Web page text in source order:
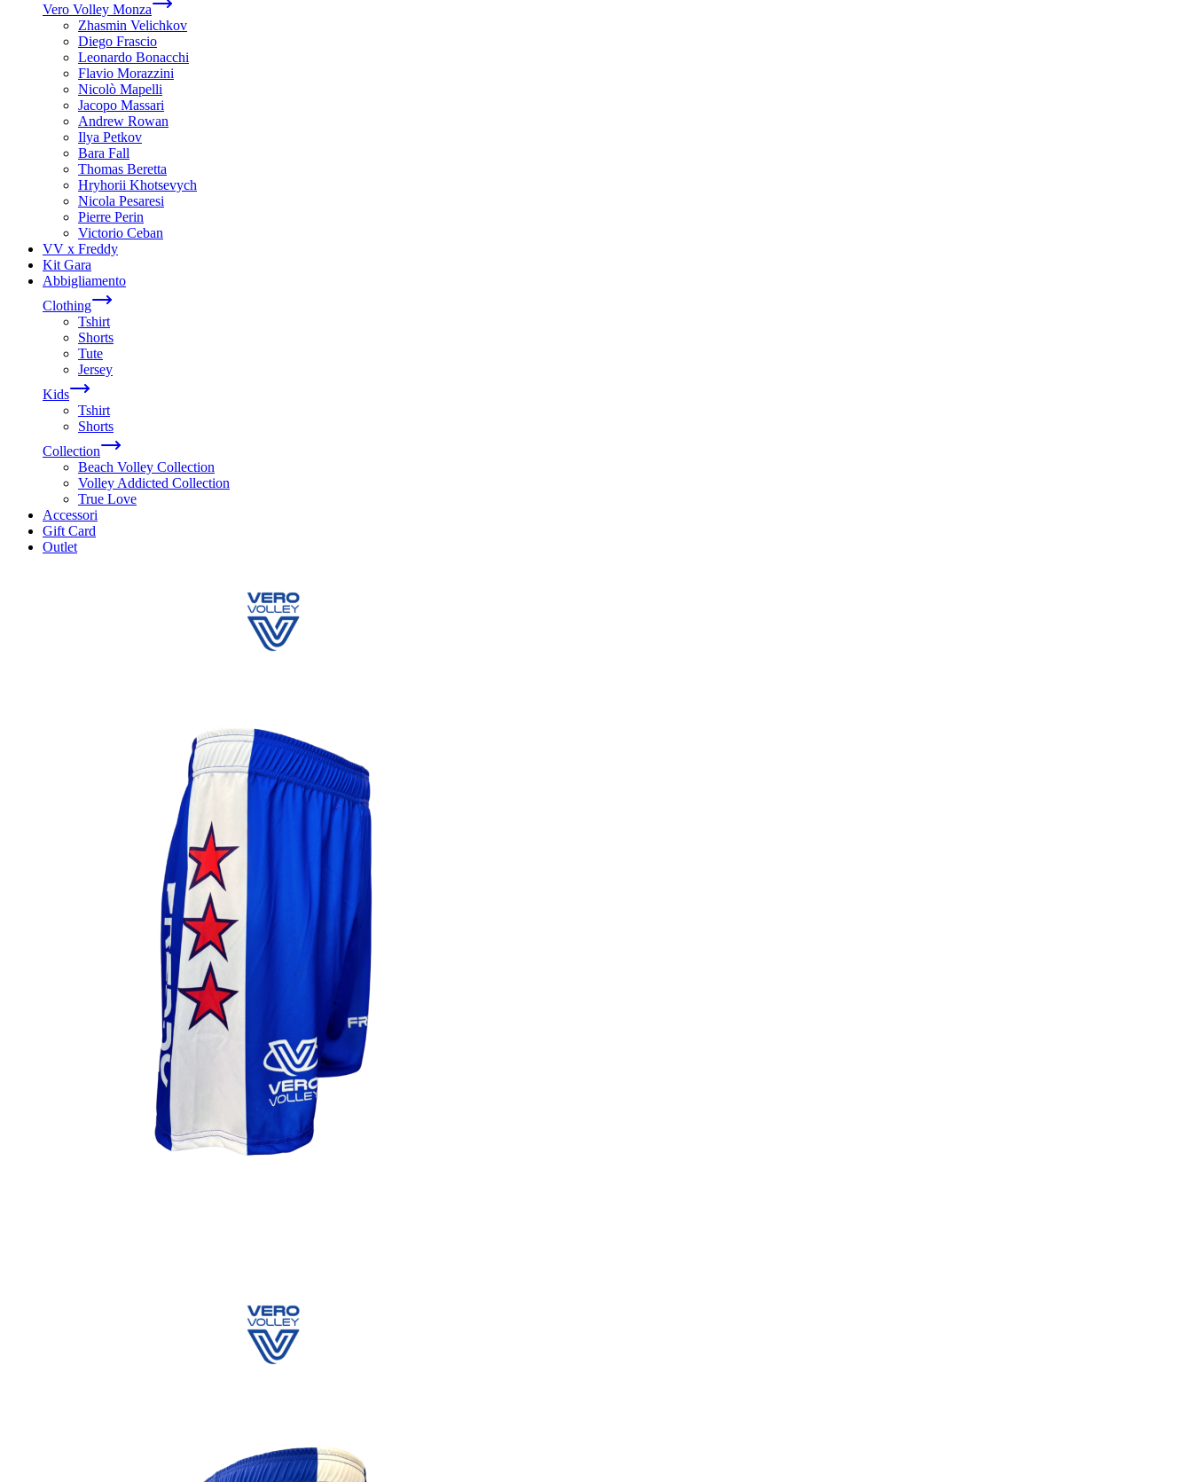
Vero Volley Monza
Zhasmin Velichkov
Diego Frascio
Leonardo Bonacchi
Flavio Morazzini
Nicolò Mapelli
Jacopo Massari
Andrew Rowan
Ilya Petkov
Bara Fall
Thomas Beretta
Hryhorii Khotsevych
Nicola Pesaresi
Pierre Perin
Victorio Ceban
VV x Freddy
Kit Gara
Abbigliamento
Clothing
Tshirt
Shorts
Tute
Jersey
Kids
Tshirt
Shorts
Collection
Beach Volley Collection
Volley Addicted Collection
True Love
Accessori
Gift Card
Outlet